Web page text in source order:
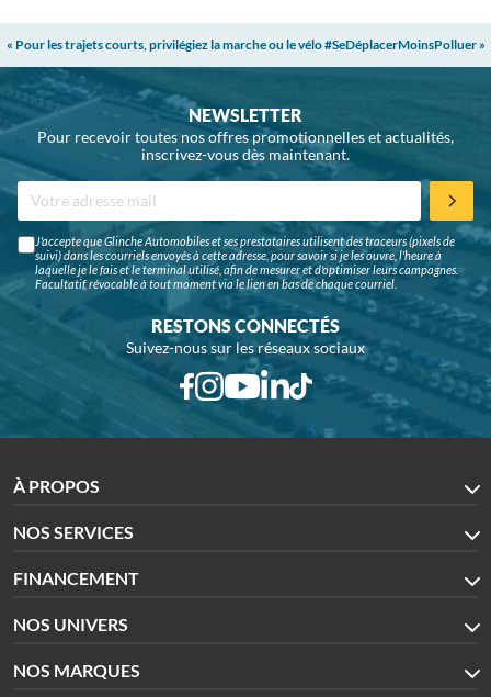
« Pour les trajets courts, privilégiez la marche ou le vélo #SeDéplacerMoinsPolluer »
NEWSLETTER
Pour recevoir toutes nos offres promotionnelles et actualités,
inscrivez-vous dès maintenant.
J'accepte que Glinche Automobiles et ses prestataires utilisent des traceurs (pixels de
suivi) dans les courriels envoyés à cette adresse, pour savoir si je les ouvre, l'heure à
laquelle je le fais et le terminal utilisé, afin de mesurer et d'optimiser leurs campagnes.
Facultatif, révocable à tout moment via le lien en bas de chaque courriel.
RESTONS CONNECTÉS
Suivez-nous sur les réseaux sociaux
À PROPOS
NOS SERVICES
FINANCEMENT
NOS UNIVERS
NOS MARQUES